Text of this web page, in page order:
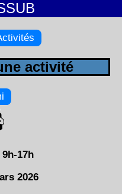
activité
9h-17h
2026